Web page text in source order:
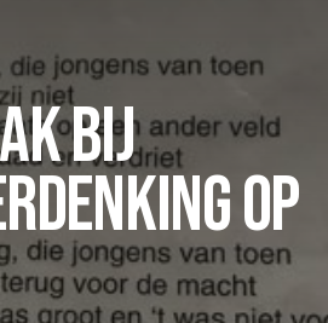
BIJ
OP